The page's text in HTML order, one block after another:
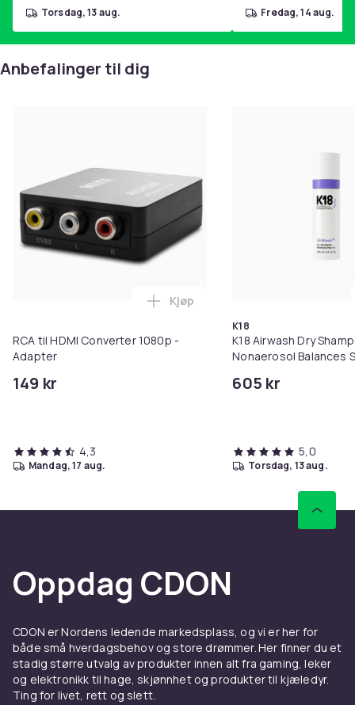
torsdag, 13 aug. fredag, 14 aug.
Anbefalinger til dig
RCA til HDMI Converter 1080p -
Adapter
149 kr
Legg RCA til HDMI Converter
Kjøp
4,3
mandag, 17 aug.
K18
K18 Airwash Dry
Nonaerosol Balances
605 kr
5,0
torsdag, 13 aug.
Oppdag CDON
CDON er Nordens ledende markedsplass, og vi er her for
både små hverdagsbehov og store drømmer. Her finner du et
stadig større utvalg av produkter innen alt fra gaming, leker
og elektronikk til hage, skjønnhet og produkter til kjæledyr.
Ting for livet, rett og slett.